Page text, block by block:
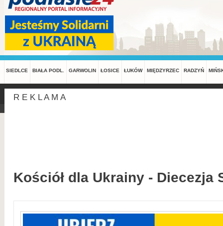
SIEDLCE BIAŁA PODL. GARWOLIN ŁOSICE ŁUKÓW MIĘDZYRZEC RADZYŃ
R E K L A M A
Kościół dla Ukrainy - Diecezja